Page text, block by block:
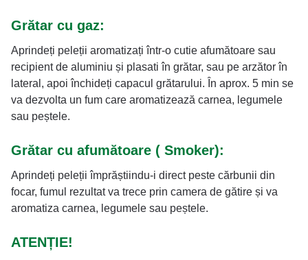
Grătar cu gaz:
Aprindeți peleții aromatizați într-o cutie afumătoare sau
recipient de aluminiu și plasati în grătar, sau pe arzător în
lateral, apoi închideți capacul grătarului. În aprox. 5 min se
va dezvolta un fum care aromatizează carnea, legumele
sau peștele.
Grătar cu afumătoare ( Smoker):
Aprindeți peleții împrăștiindu-i direct peste cărbunii din
focar, fumul rezultat va trece prin camera de gătire și va
aromatiza carnea, legumele sau peștele.
ATENȚIE!